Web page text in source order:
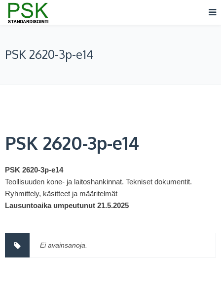
PSK 2620-3p-e14
PSK 2620-3p-e14
PSK 2620-3p-e14
Teollisuuden kone- ja laitoshankinnat. Tekniset dokumentit.
Ryhmittely, käsitteet ja määritelmät
Lausuntoaika umpeutunut 21.5.2025
Ei avainsanoja.